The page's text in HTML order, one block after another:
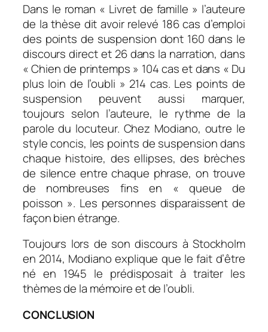
Dans le roman « Livret de famille » l’auteure
de la thèse dit avoir relevé 186 cas d’emploi
des points de suspension dont 160 dans le
discours direct et 26 dans la narration, dans
« Chien de printemps » 104 cas et dans « Du
plus loin de l’oubli » 214 cas. Les points de
suspension peuvent aussi marquer,
toujours selon l’auteure, le rythme de la
parole du locuteur. Chez Modiano, outre le
style concis, les points de suspension dans
chaque histoire, des ellipses, des brèches
de silence entre chaque phrase, on trouve
de nombreuses fins en « queue de
poisson ». Les personnes disparaissent de
façon bien étrange.
Toujours lors de son discours à Stockholm
en 2014, Modiano explique que le fait d’être
né en 1945 le prédisposait à traiter les
thèmes de la mémoire et de l’oubli.
CONCLUSION